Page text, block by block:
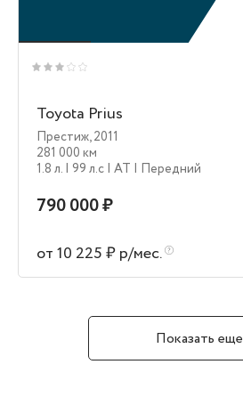
Toyota Prius
Престиж,2011
281 000 км
1.8 л. | 99 л.c | AT | Передний
790 000 ₽
от 10 225 ₽ р/мес.
Показать еще